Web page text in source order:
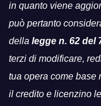
in quanto viene
può pertanto
della legge n. 62 del
terzi di modificare,
tua opera come base
il credito e licenzino